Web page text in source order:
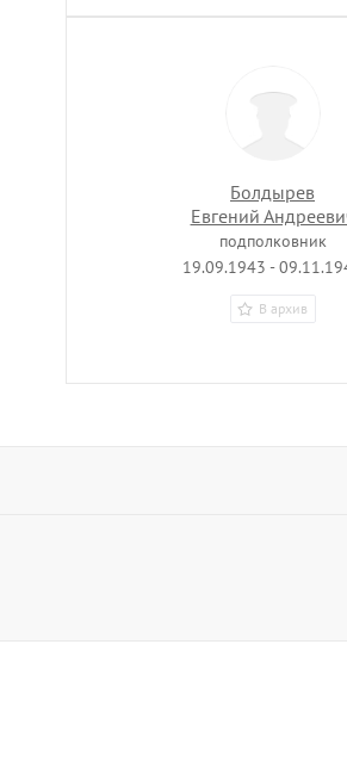
Болдырев
Евгений
подполковник
19.09.1943 -
В архив